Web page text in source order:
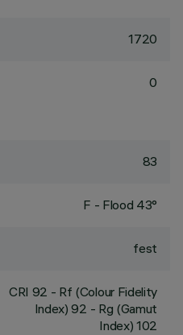
1720
0
83
F - Flood 43°
fest
CRI 92 - Rf (Colour Fidelity
Index) 92 - Rg (Gamut
Index) 102